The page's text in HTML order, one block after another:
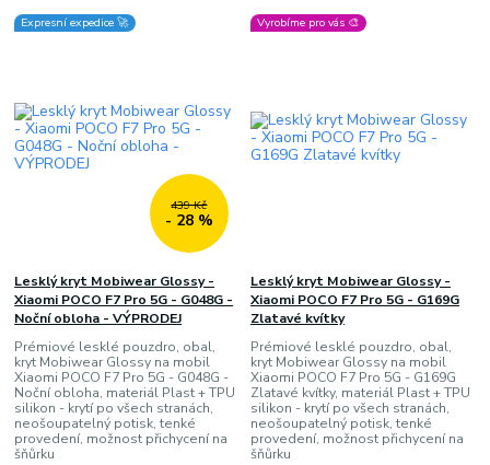
Expresní expedice 🚀
439 Kč
- 28 %
Lesklý kryt Mobiwear Glossy -
Xiaomi POCO F7 Pro 5G - G048G -
Noční obloha - VÝPRODEJ
Prémiové lesklé pouzdro, obal,
kryt Mobiwear Glossy na mobil
Xiaomi POCO F7 Pro 5G - G048G -
Noční obloha, materiál Plast + TPU
silikon - krytí po všech stranách,
neošoupatelný potisk, tenké
provedení, možnost přichycení na
šňůrku
Vyrobíme pro vás 🎨
Lesklý kryt Mobiwear Glossy -
Xiaomi POCO F7 Pro 5G - G169G
Zlatavé kvítky
Prémiové lesklé pouzdro, obal,
kryt Mobiwear Glossy na mobil
Xiaomi POCO F7 Pro 5G - G169G
Zlatavé kvítky, materiál Plast + TPU
silikon - krytí po všech stranách,
neošoupatelný potisk, tenké
provedení, možnost přichycení na
šňůrku